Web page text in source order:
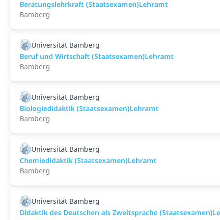
Beratungslehrkraft (Staatsexamen)Lehramt
Bamberg
Universität Bamberg
Beruf und Wirtschaft (Staatsexamen)Lehramt
Bamberg
Universität Bamberg
Biologiedidaktik (Staatsexamen)Lehramt
Bamberg
Universität Bamberg
Chemiedidaktik (Staatsexamen)Lehramt
Bamberg
Universität Bamberg
Didaktik des Deutschen als Zweitsprache